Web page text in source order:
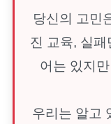
당신의 고민
진 교육, 실
어는 있지
우리는 알고